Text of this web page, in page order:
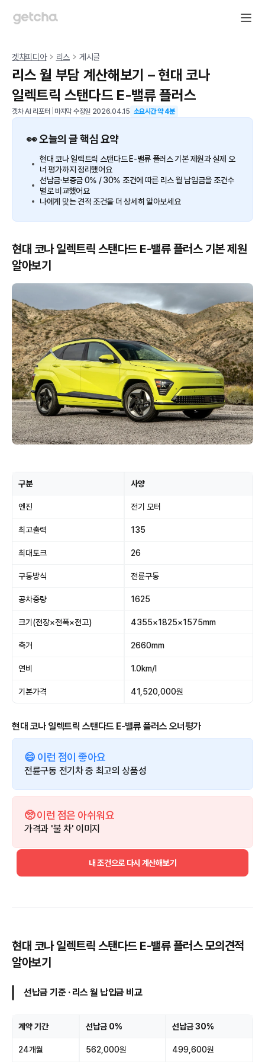
겟차피디아 리스 게시글
리스 월 부담 계산해보기 – 현대 코나
일렉트릭 스탠다드 E-밸류 플러스
겟차 AI 리포터 마지막 수정일 2026.04.15 소요시간 약4분
👀 오늘의 글 핵심 요약
현대 코나 일렉트릭 스탠다드 E-밸류 플러스 기본 제원과 실제 오
너 평가까지 정리했어요
선납금·보증금 0% / 30% 조건에 따른 리스 월 납입금을 조건수
별로 비교했어요
나에게 맞는 견적 조건을 더 상세히 알아보세요
현대 코나 일렉트릭 스탠다드 E-밸류 플러스 기본 제원
알아보기
구분 사양
엔진 전기 모터
최고출력 135
최대토크 26
구동방식 전륜구동
공차중량 1625
크기(전장×전폭×전고) 4355×1825×1575mm
축거 2660mm
연비 1.0km/l
기본가격 41,520,000원
현대 코나 일렉트릭 스탠다드 E-밸류 플러스 오너평가
😄 이런 점이 좋아요
전륜구동 전기차 중 최고의 상품성
🥺 이런 점은 아쉬워요
가격과 '불 차' 이미지
내 조건으로 다시 계산해보기
현대 코나 일렉트릭 스탠다드 E-밸류 플러스 모의견적
알아보기
선납금 기준 · 리스 월 납입금 비교
계약 기간 선납금 0% 선납금 30%
24개월 562,000원 499,600원